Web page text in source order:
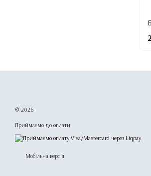
© 2026
Приймаємо до оплати
Мобільна версія